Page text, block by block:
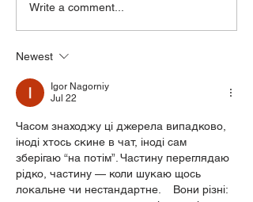
Write a comment...
Newest
Igor Nagorniy
Jul 22
Часом знаходжу ці джерела випадково,
іноді хтось скине в чат, іноді сам
зберігаю “на потім”. Частину переглядаю
рідко, частину — коли шукаю щось
локальне чи нестандартне.    Вони різні: